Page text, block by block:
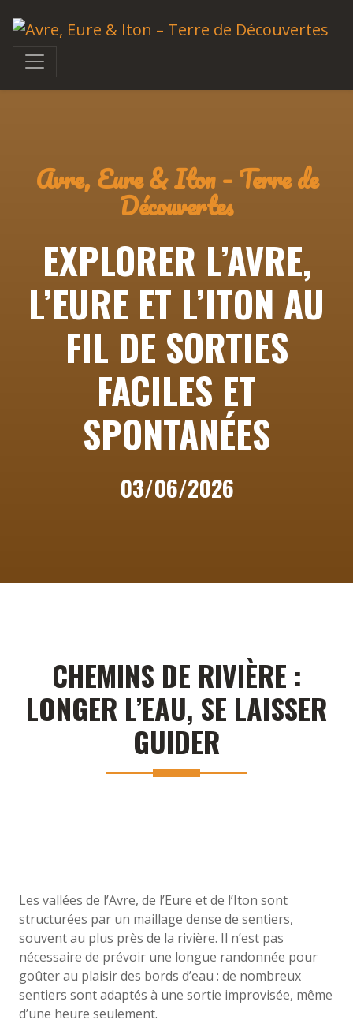
Avre, Eure & Iton – Terre de
Découvertes
EXPLORER L’AVRE,
L’EURE ET L’ITON AU
FIL DE SORTIES
FACILES ET
SPONTANÉES
03/06/2026
CHEMINS DE RIVIÈRE :
LONGER L’EAU, SE LAISSER
GUIDER
Les vallées de l’Avre, de l’Eure et de l’Iton sont
structurées par un maillage dense de sentiers,
souvent au plus près de la rivière. Il n’est pas
nécessaire de prévoir une longue randonnée pour
goûter au plaisir des bords d’eau : de nombreux
sentiers sont adaptés à une sortie improvisée, même
d’une heure seulement.